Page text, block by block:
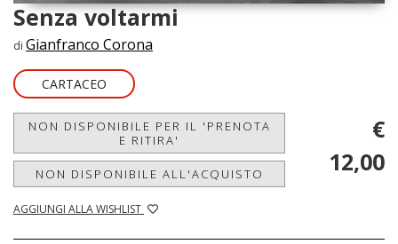
Senza voltarmi
di Gianfranco Corona
CARTACEO
NON DISPONIBILE PER IL 'PRENOTA
E RITIRA'
NON DISPONIBILE ALL'ACQUISTO
AGGIUNGI ALLA WISHLIST
€
12,00